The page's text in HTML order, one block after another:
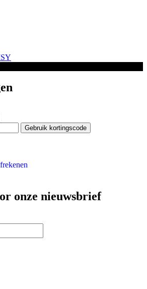
Gebruik kortingscode
onze nieuwsbrief